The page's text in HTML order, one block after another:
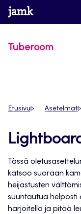
Siirry
suoraan
www.jamk.fi
Tuberoom
Etusivu Asetelmat
Tässä
katsoo suoraan
heijastusten
suuntautua helposti
harjoitella ja pitää